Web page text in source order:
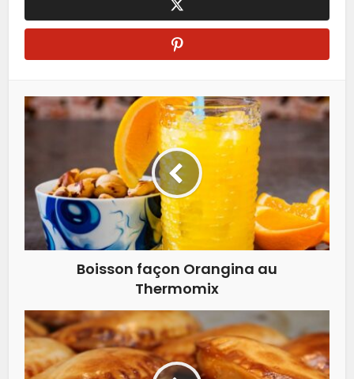
Boisson façon Orangina au
Thermomix